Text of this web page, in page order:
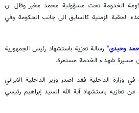
الخدومة تحت مسؤولية محمد مخبر وقال ان
الحقبة الزمنية كالسابق الى جانب الحكومة وفي
وحيدي" رسالة تعزية باستشهاد رئيس الجمهورية
مسيرة شهداء الخدمة مستمرة.
وزارة الداخلية فقد اصدر وزير الداخلية الايراني
تعازيه باستشهاد آية الله السيد إبراهيم رئيسي